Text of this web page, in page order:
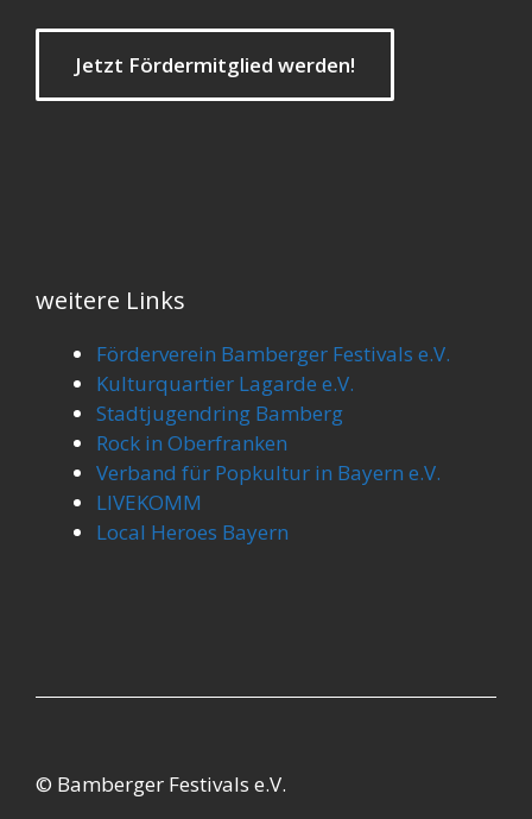
Jetzt Fördermitglied werden!
weitere Links
Förderverein Bamberger Festivals e.V.
Kulturquartier Lagarde e.V.
Stadtjugendring Bamberg
Rock in Oberfranken
Verband für Popkultur in Bayern e.V.
LIVEKOMM
Local Heroes Bayern
© Bamberger Festivals e.V.